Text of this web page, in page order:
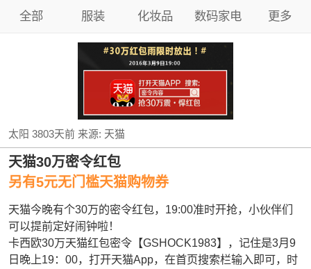
全部 服装 化妆品 数码家电 更多
太阳 3803天前来源: 天猫
天猫30万密令红包
另有5元无门槛天猫购物券
天猫今晚有个30万的密令红包，19:00准时开抢，小伙伴们
可以提前定好闹钟啦！
卡西欧30万天猫红包密令【GSHOCK1983】，记住是3月9
日晚上19：00，打开天猫App，在首页搜索栏输入即可，时